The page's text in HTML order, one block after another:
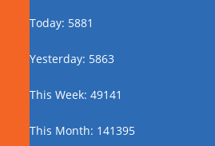
Today: 5881
Yesterday: 5863
This Week: 49141
This Month: 141395